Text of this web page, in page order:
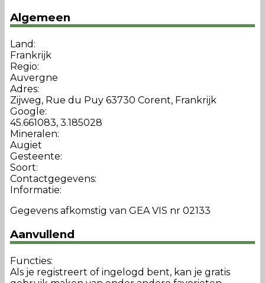
Algemeen
Land:
Frankrijk
Regio:
Auvergne
Adres:
Zijweg, Rue du Puy 63730 Corent, Frankrijk
Google:
45.661083, 3.185028
Mineralen:
Augiet
Gesteente:
Soort:
Contactgegevens:
Informatie:
Gegevens afkomstig van GEA VIS nr 02133
Aanvullend
Functies:
Als je registreert of ingelogd bent, kan je gratis